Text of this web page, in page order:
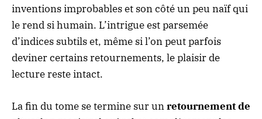
inventions improbables et son côté un peu naïf qui
le rend si humain. L’intrigue est parsemée
d’indices subtils et, même si l’on peut parfois
deviner certains retournements, le plaisir de
lecture reste intact.
La fin du tome se termine sur unretournement de